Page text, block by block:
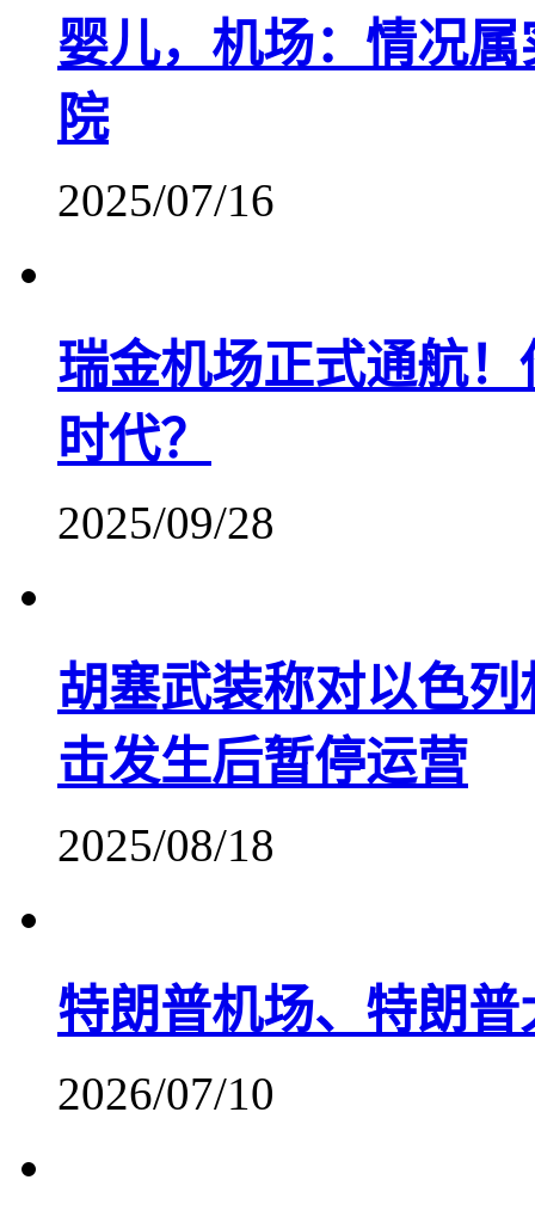
婴儿，机场：情况
院
2025/07/16
瑞金机场正式通航
时代？
2025/09/28
胡塞武装称对以色
击发生后暂停运营
2025/08/18
特朗普机场、特朗普
2026/07/10